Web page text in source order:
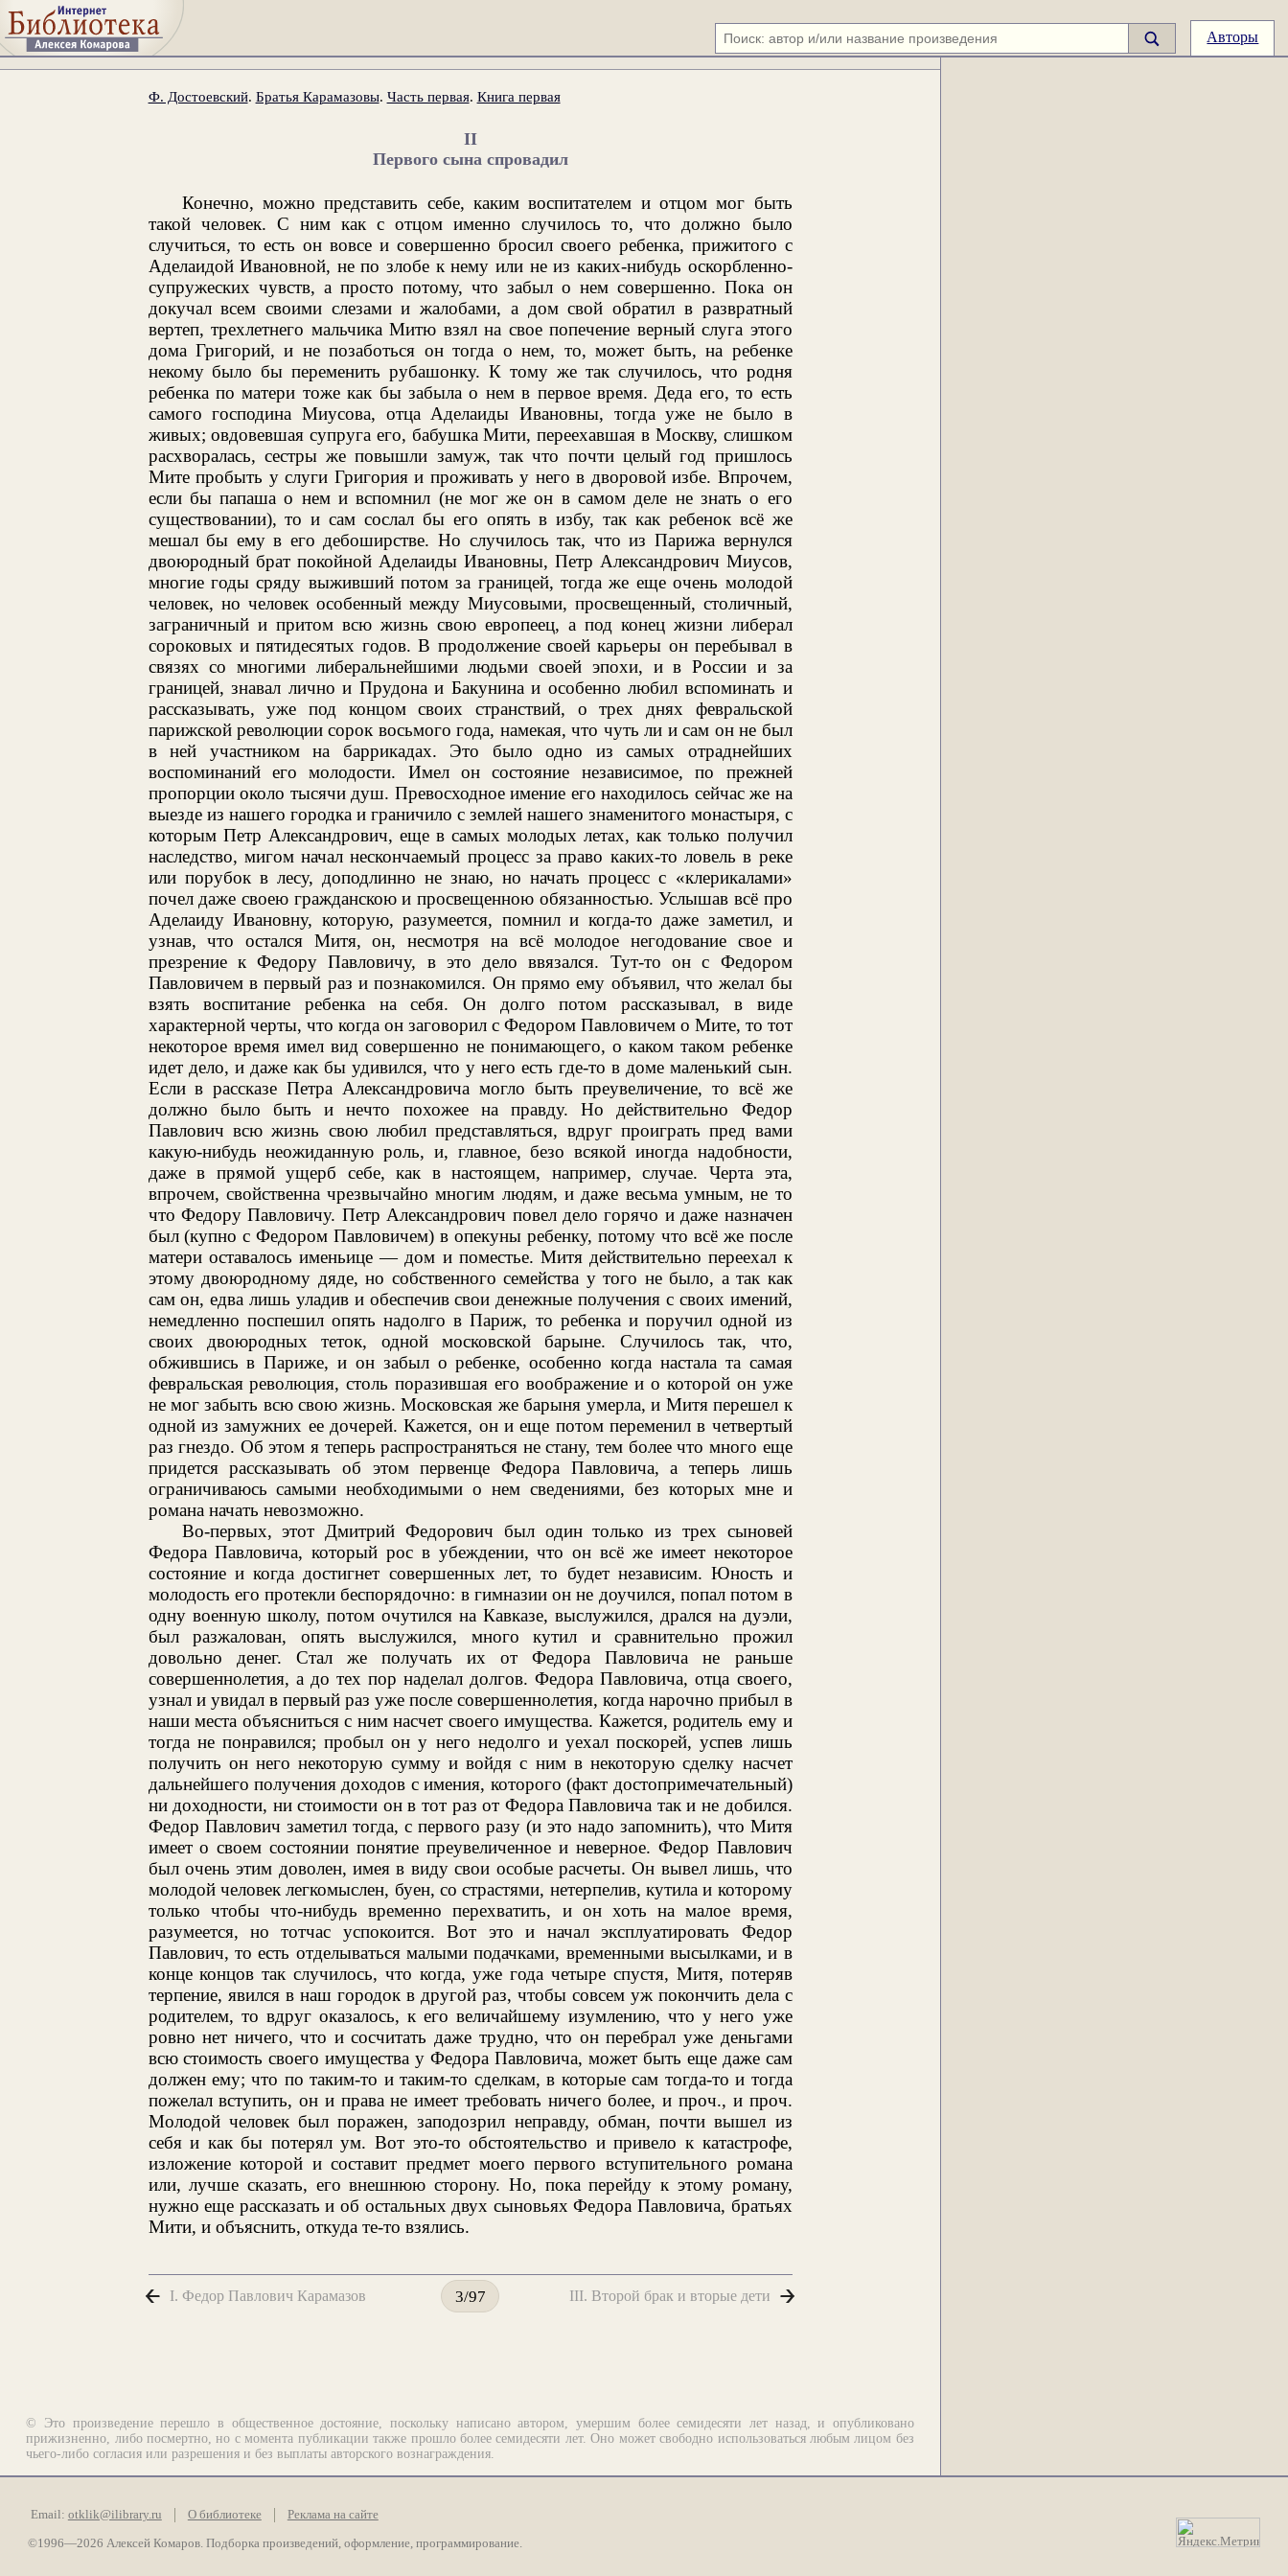
Авторы
Ф. Достоевский. Братья Карамазовы. Часть первая. Книга первая
II
Первого сына спровадил
Конечно, можно представить себе, каким воспитателем и отцом мог быть
такой человек. С ним как с отцом именно случилось то, что должно было
случиться, то есть он вовсе и совершенно бросил своего ребенка, прижитого с
Аделаидой Ивановной, не по злобе к нему или не из каких-нибудь оскорбленно-
супружеских чувств, а просто потому, что забыл о нем совершенно. Пока он
докучал всем своими слезами и жалобами, а дом свой обратил в развратный
вертеп, трехлетнего мальчика Митю взял на свое попечение верный слуга этого
дома Григорий, и не позаботься он тогда о нем, то, может быть, на ребенке
некому было бы переменить рубашонку. К тому же так случилось, что родня
ребенка по матери тоже как бы забыла о нем в первое время. Деда его, то есть
самого господина Миусова, отца Аделаиды Ивановны, тогда уже не было в
живых; овдовевшая супруга его, бабушка Мити, переехавшая в Москву, слишком
расхворалась, сестры же повышли замуж, так что почти целый год пришлось
Мите пробыть у слуги Григория и проживать у него в дворовой избе. Впрочем,
если бы папаша о нем и вспомнил (не мог же он в самом деле не знать о его
существовании), то и сам сослал бы его опять в избу, так как ребенок всё же
мешал бы ему в его дебоширстве. Но случилось так, что из Парижа вернулся
двоюродный брат покойной Аделаиды Ивановны, Петр Александрович Миусов,
многие годы сряду выживший потом за границей, тогда же еще очень молодой
человек, но человек особенный между Миусовыми, просвещенный, столичный,
заграничный и притом всю жизнь свою европеец, а под конец жизни либерал
сороковых и пятидесятых годов. В продолжение своей карьеры он перебывал в
связях со многими либеральнейшими людьми своей эпохи, и в России и за
границей, знавал лично и Прудона и Бакунина и особенно любил вспоминать и
рассказывать, уже под концом своих странствий, о трех днях февральской
парижской революции сорок восьмого года, намекая, что чуть ли и сам он не был
в ней участником на баррикадах. Это было одно из самых отраднейших
воспоминаний его молодости. Имел он состояние независимое, по прежней
пропорции около тысячи душ. Превосходное имение его находилось сейчас же на
выезде из нашего городка и граничило с землей нашего знаменитого монастыря, с
которым Петр Александрович, еще в самых молодых летах, как только получил
наследство, мигом начал нескончаемый процесс за право каких-то ловель в реке
или порубок в лесу, доподлинно не знаю, но начать процесс с «клерикалами»
почел даже своею гражданскою и просвещенною обязанностью. Услышав всё про
Аделаиду Ивановну, которую, разумеется, помнил и когда-то даже заметил, и
узнав, что остался Митя, он, несмотря на всё молодое негодование свое и
презрение к Федору Павловичу, в это дело ввязался. Тут-то он с Федором
Павловичем в первый раз и познакомился. Он прямо ему объявил, что желал бы
взять воспитание ребенка на себя. Он долго потом рассказывал, в виде
характерной черты, что когда он заговорил с Федором Павловичем о Мите, то тот
некоторое время имел вид совершенно не понимающего, о каком таком ребенке
идет дело, и даже как бы удивился, что у него есть где-то в доме маленький сын.
Если в рассказе Петра Александровича могло быть преувеличение, то всё же
должно было быть и нечто похожее на правду. Но действительно Федор
Павлович всю жизнь свою любил представляться, вдруг проиграть пред вами
какую-нибудь неожиданную роль, и, главное, безо всякой иногда надобности,
даже в прямой ущерб себе, как в настоящем, например, случае. Черта эта,
впрочем, свойственна чрезвычайно многим людям, и даже весьма умным, не то
что Федору Павловичу. Петр Александрович повел дело горячо и даже назначен
был (купно с Федором Павловичем) в опекуны ребенку, потому что всё же после
матери оставалось именьице — дом и поместье. Митя действительно переехал к
этому двоюродному дяде, но собственного семейства у того не было, а так как
сам он, едва лишь уладив и обеспечив свои денежные получения с своих имений,
немедленно поспешил опять надолго в Париж, то ребенка и поручил одной из
своих двоюродных теток, одной московской барыне. Случилось так, что,
обжившись в Париже, и он забыл о ребенке, особенно когда настала та самая
февральская революция, столь поразившая его воображение и о которой он уже
не мог забыть всю свою жизнь. Московская же барыня умерла, и Митя перешел к
одной из замужних ее дочерей. Кажется, он и еще потом переменил в четвертый
раз гнездо. Об этом я теперь распространяться не стану, тем более что много еще
придется рассказывать об этом первенце Федора Павловича, а теперь лишь
ограничиваюсь самыми необходимыми о нем сведениями, без которых мне и
романа начать невозможно.
Во-первых, этот Дмитрий Федорович был один только из трех сыновей
Федора Павловича, который рос в убеждении, что он всё же имеет некоторое
состояние и когда достигнет совершенных лет, то будет независим. Юность и
молодость его протекли беспорядочно: в гимназии он не доучился, попал потом в
одну военную школу, потом очутился на Кавказе, выслужился, дрался на дуэли,
был разжалован, опять выслужился, много кутил и сравнительно прожил
довольно денег. Стал же получать их от Федора Павловича не раньше
совершеннолетия, а до тех пор наделал долгов. Федора Павловича, отца своего,
узнал и увидал в первый раз уже после совершеннолетия, когда нарочно прибыл в
наши места объясниться с ним насчет своего имущества. Кажется, родитель ему и
тогда не понравился; пробыл он у него недолго и уехал поскорей, успев лишь
получить он него некоторую сумму и войдя с ним в некоторую сделку насчет
дальнейшего получения доходов с имения, которого (факт достопримечательный)
ни доходности, ни стоимости он в тот раз от Федора Павловича так и не добился.
Федор Павлович заметил тогда, с первого разу (и это надо запомнить), что Митя
имеет о своем состоянии понятие преувеличенное и неверное. Федор Павлович
был очень этим доволен, имея в виду свои особые расчеты. Он вывел лишь, что
молодой человек легкомыслен, буен, со страстями, нетерпелив, кутила и которому
только чтобы что-нибудь временно перехватить, и он хоть на малое время,
разумеется, но тотчас успокоится. Вот это и начал эксплуатировать Федор
Павлович, то есть отделываться малыми подачками, временными высылками, и в
конце концов так случилось, что когда, уже года четыре спустя, Митя, потеряв
терпение, явился в наш городок в другой раз, чтобы совсем уж покончить дела с
родителем, то вдруг оказалось, к его величайшему изумлению, что у него уже
ровно нет ничего, что и сосчитать даже трудно, что он перебрал уже деньгами
всю стоимость своего имущества у Федора Павловича, может быть еще даже сам
должен ему; что по таким-то и таким-то сделкам, в которые сам тогда-то и тогда
пожелал вступить, он и права не имеет требовать ничего более, и проч., и проч.
Молодой человек был поражен, заподозрил неправду, обман, почти вышел из
себя и как бы потерял ум. Вот это-то обстоятельство и привело к катастрофе,
изложение которой и составит предмет моего первого вступительного романа
или, лучше сказать, его внешнюю сторону. Но, пока перейду к этому роману,
нужно еще рассказать и об остальных двух сыновьях Федора Павловича, братьях
Мити, и объяснить, откуда те-то взялись.
I. Федор Павлович Карамазов 3/97 III. Второй брак и вторые дети
© Это произведение перешло в общественное достояние, поскольку написано автором, умершим более семидесяти лет назад, и опубликовано
прижизненно, либо посмертно, но с момента публикации также прошло более семидесяти лет. Оно может свободно использоваться любым лицом без
чьего-либо согласия или разрешения и без выплаты авторского вознаграждения.
Email: otklik@ilibrary.ru О библиотеке Реклама на сайте
©1996—2026 Алексей Комаров. Подборка произведений, оформление, программирование.